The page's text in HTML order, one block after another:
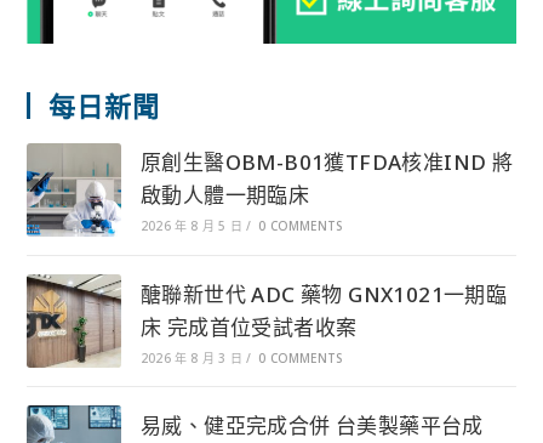
每日新聞
原創生醫OBM-B01獲TFDA核准IND 將
啟動人體一期臨床
2026 年 8 月 5 日 / 0 COMMENTS
醣聯新世代 ADC 藥物 GNX1021一期臨
床 完成首位受試者收案
2026 年 8 月 3 日 / 0 COMMENTS
易威、健亞完成合併 台美製藥平台成